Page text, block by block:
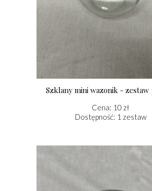
Szklany mini wazonik - zestaw
Cena: 10 zł
Dostępność: 1 zestaw